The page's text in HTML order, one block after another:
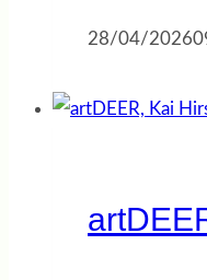
28/04/2026